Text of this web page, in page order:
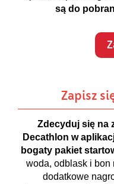
są do
Zapisz
Zdecyduj się na
Decathlon w
bogaty pakiet
woda, odblask i bon
dodatkowe